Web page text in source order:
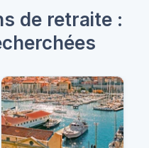
de retraite :